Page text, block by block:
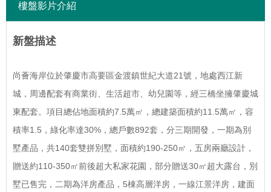
樓盤影片介紹
新盤描述
尚薈海岸位於肇慶市高要區金渡鎮世紀大道21號，地處西江新
城，周邊配套有商業街、生活超市、幼兒園等，經三橋坐擁肇慶城
東配套。項目總佔地面積約7.5萬㎡，總建築面積約11.5萬㎡，容
積率1.5，綠化率達30%，總戶數892套，分三期開發，一期為別
墅產品，共140套雙拼別墅，面積約190-250㎡，五房兩廳設計，
贈送約110-350㎡前後超大私家花園，部分贈送30㎡超大露台，別
墅已售完，二期為洋房產品，5棟高層洋房，一線江景洋房，建面